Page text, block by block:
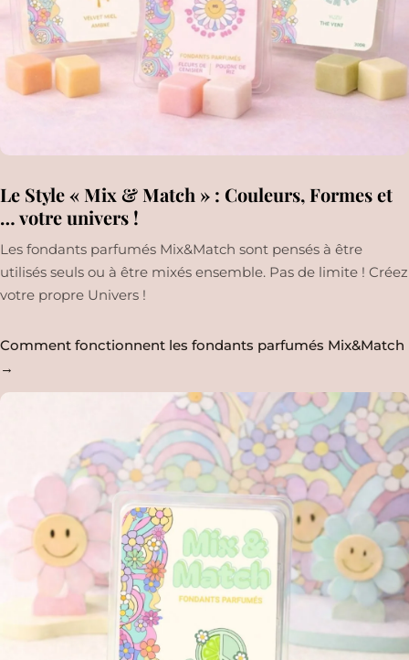
Le Style « Mix & Match » : Couleurs, Formes et
… votre univers !
Les fondants parfumés Mix&Match sont pensés à être
utilisés seuls ou à être mixés ensemble. Pas de limite ! Créez
votre propre Univers !
Comment fonctionnent les fondants parfumés Mix&Match
→